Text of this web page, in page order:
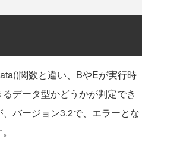
関数と違い、BやEが実行時
データ型かどうかが判定でき
バージョン3.2で、エラーとな